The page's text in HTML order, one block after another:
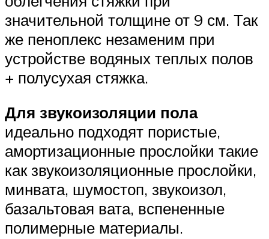
значительной толщине от 9 см. Так
же пеноплекс незаменим при
устройстве водяных теплых полов
+ полусухая стяжка.
Для звукоизоляции пола
идеально подходят пористые,
амортизационные прослойки такие
как звукоизоляционные прослойки,
минвата, шумостоп, звукоизол,
базальтовая вата, вспененные
полимерные материалы.